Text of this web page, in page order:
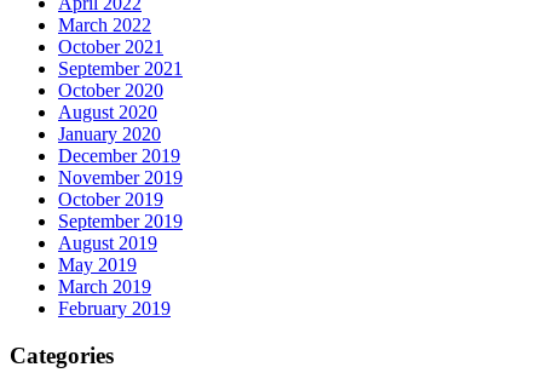
March 2022
October 2021
September 2021
October 2020
August 2020
January 2020
December 2019
November 2019
October 2019
September 2019
August 2019
May 2019
March 2019
February 2019
Categories